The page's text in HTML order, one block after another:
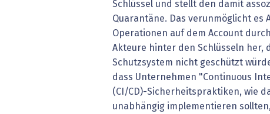
Schlüssel und stellt den damit
Quarantäne. Das verunmöglicht es
Operationen auf dem Account
Akteure hinter den Schlüsseln her,
Schutzsystem nicht geschützt
dass Unternehmen "Continuous
(CI/CD)-Sicherheitspraktiken, wie
unabhängig implementieren